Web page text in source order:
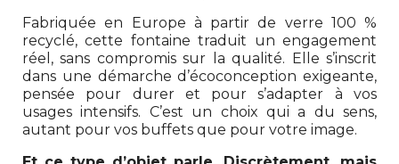
Fabriquée en Europe à partir de verre 100 %
recyclé, cette fontaine traduit un engagement
réel, sans compromis sur la qualité. Elle s’inscrit
dans une démarche d’écoconception exigeante,
pensée pour durer et pour s’adapter à vos
usages intensifs. C’est un choix qui a du sens,
autant pour vos buffets que pour votre image.